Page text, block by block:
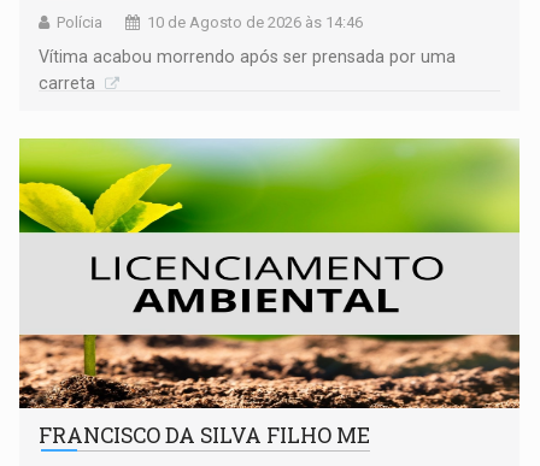
Polícia 10 de Agosto de 2026 às 14:46
Vítima acabou morrendo após ser prensada por uma
carreta
FRANCISCO DA SILVA FILHO ME